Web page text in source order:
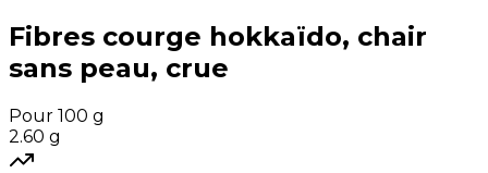
Fibres courge hokkaïdo, chair
sans peau, crue
Pour 100 g
2.60 g